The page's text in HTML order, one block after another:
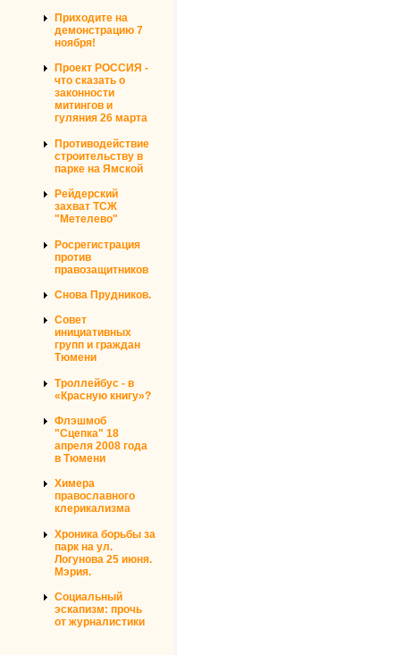
Приходите на
демонстрацию 7
ноября!
Проект РОССИЯ -
что сказать о
законности
митингов и
гуляния 26 марта
Противодействие
строительству в
парке на Ямской
Рейдерский
захват ТСЖ
"Метелево"
Росрегистрация
против
правозащитников
Снова Прудников.
Совет
инициативных
групп и граждан
Тюмени
Троллейбус - в
«Красную книгу»?
Флэшмоб
"Сцепка" 18
апреля 2008 года
в Тюмени
Химера
православного
клерикализма
Хроника борьбы за
парк на ул.
Логунова 25 июня.
Мэрия.
Социальный
эскапизм: прочь
от журналистики